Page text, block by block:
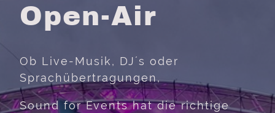
Open-Air
Ob Live-Musik, DJ´s oder
Sprachübertragungen,
Sound for Events hat die richtige